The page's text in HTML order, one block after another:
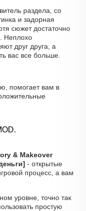
раздела, со
и задорная
сюжет достаточно
Неплохо
друг друга, а
вас все больше.
помогает вам в
& Makeover
- открытые
процесс, а вам
уровне, точно так
простую